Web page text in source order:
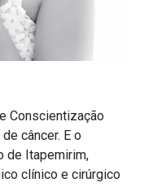
Conscientização
câncer. E o
de Itapemirim,
clínico e cirúrgico